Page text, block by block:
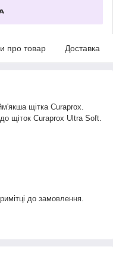
про товар Доставка
щітка Curaprox.
щіток Curaprox Ultra Soft.
до замовлення.